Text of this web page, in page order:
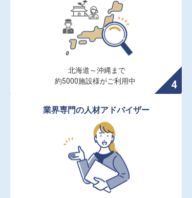
北海道～沖縄まで
約5000施設様がご利用中
業界専門の人材アドバイザー